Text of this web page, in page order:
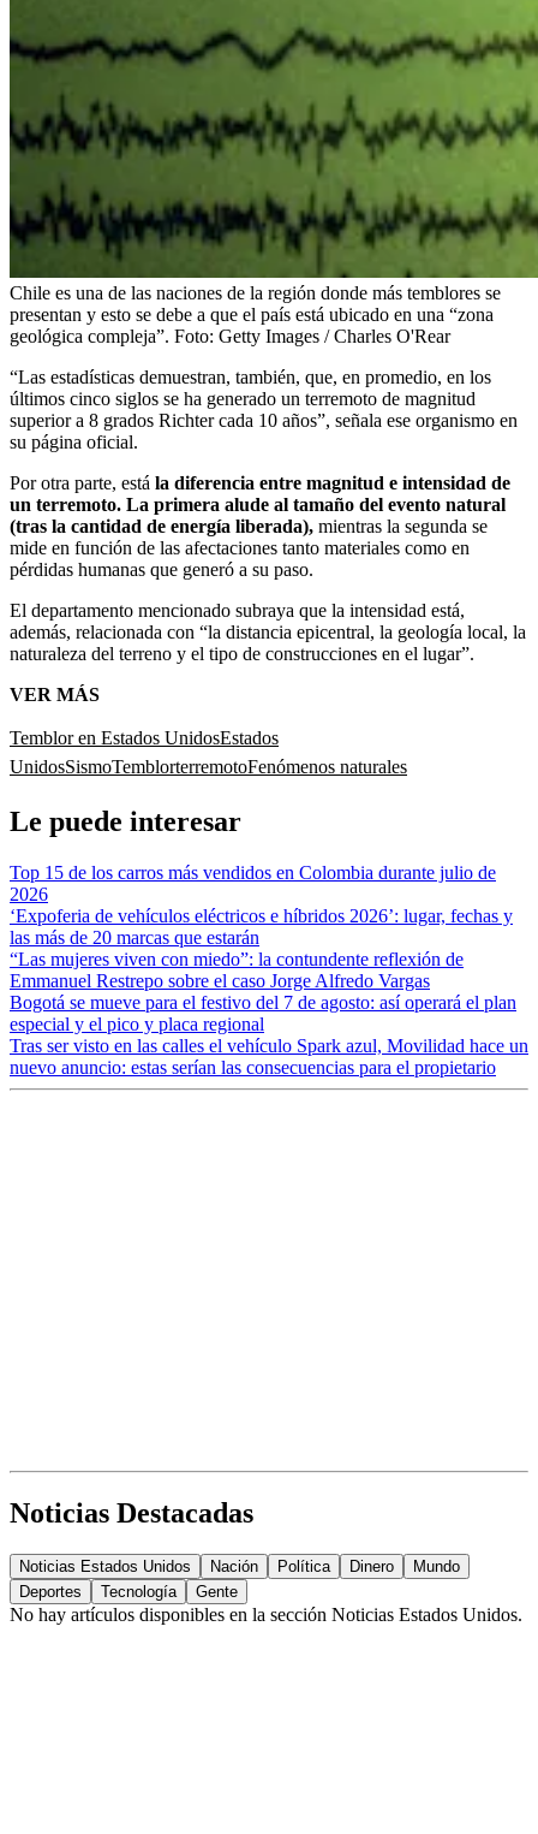
Chile es una de las naciones de la región donde más temblores se
presentan y esto se debe a que el país está ubicado en una “zona
geológica compleja”. Foto: Getty Images / Charles O'Rear
“Las estadísticas demuestran, también, que, en promedio, en los
últimos cinco siglos se ha generado un terremoto de magnitud
superior a 8 grados Richter cada 10 años”, señala ese organismo en
su página oficial.
Por otra parte, está la diferencia entre magnitud e intensidad de
un terremoto. La primera alude al tamaño del evento natural
(tras la cantidad de energía liberada), mientras la segunda se
mide en función de las afectaciones tanto materiales como en
pérdidas humanas que generó a su paso.
El departamento mencionado subraya que la intensidad está,
además, relacionada con “la distancia epicentral, la geología local, la
naturaleza del terreno y el tipo de construcciones en el lugar”.
VER MÁS
Temblor en Estados UnidosEstados
UnidosSismoTemblorterremotoFenómenos naturales
Le puede interesar
Top 15 de los carros más vendidos en Colombia durante julio de
2026
‘Expoferia de vehículos eléctricos e híbridos 2026’: lugar, fechas y
las más de 20 marcas que estarán
“Las mujeres viven con miedo”: la contundente reflexión de
Emmanuel Restrepo sobre el caso Jorge Alfredo Vargas
Bogotá se mueve para el festivo del 7 de agosto: así operará el plan
especial y el pico y placa regional
Tras ser visto en las calles el vehículo Spark azul, Movilidad hace un
nuevo anuncio: estas serían las consecuencias para el propietario
Noticias Destacadas
Noticias Estados Unidos Nación Política Dinero
Mundo
Deportes
Tecnología Gente
No hay artículos disponibles en la sección Noticias Estados Unidos.